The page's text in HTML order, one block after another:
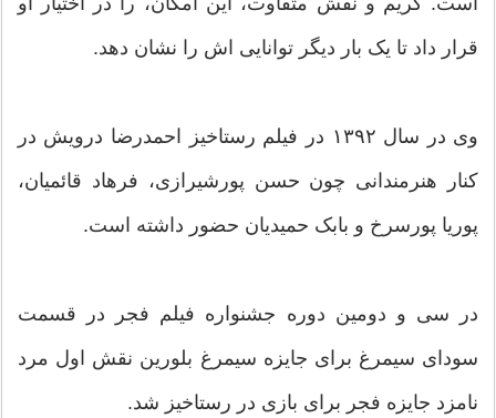
قرار داد تا یک بار دیگر توانایی‌ اش را نشان دهد.
وی در سال ۱۳۹۲ در فیلم رستاخیز احمدرضا درویش در
کنار هنرمندانی چون حسن پورشیرازی، فرهاد قائمیان،
پوریا پورسرخ و بابک حمیدیان حضور داشته است.
در سی و دومین دوره جشنواره فیلم فجر در قسمت
سودای سیمرغ برای جایزه سیمرغ بلورین نقش اول مرد
نامزد جایزه فجر برای بازی در رستاخیز شد.